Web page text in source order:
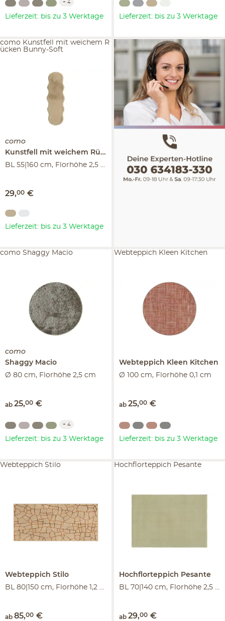
+ 4
Lieferzeit: bis zu 3 Werktage Lieferzeit: bis zu 3 Werktage
como
Kunstfell mit weichem Rücken
BL 55|160 cm, Florhöhe 2,5 cm
29,00 €
como Kunstfell mit weichem R
ücken Bunny-Soft
Lieferzeit: bis zu 3 Werktage
como
Shaggy Macio
Ø 80 cm, Florhöhe 2,5 cm
ab 25,00 €
como Shaggy Macio
+ 4
Lieferzeit: bis zu 3 Werktage
Webteppich Kleen Kitchen
Ø 100 cm, Florhöhe 0,1 cm
ab 25,00 €
Webteppich Kleen Kitchen
Lieferzeit: bis zu 3 Werktage
Webteppich Stilo
BL 80|150 cm, Florhöhe 1,2 cm
ab 85,00 €
Webteppich Stilo
Hochflorteppich Pesante
BL 70|140 cm, Florhöhe 2,5 cm
ab 29,00 €
Hochflorteppich Pesante